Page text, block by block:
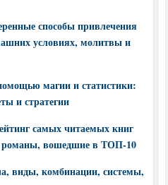
способы привлечения
условиях, молитвы и
магии и статистики:
и стратегии
самых читаемых книг
романы, вошедшие в ТОП-10
виды, комбинации, системы,